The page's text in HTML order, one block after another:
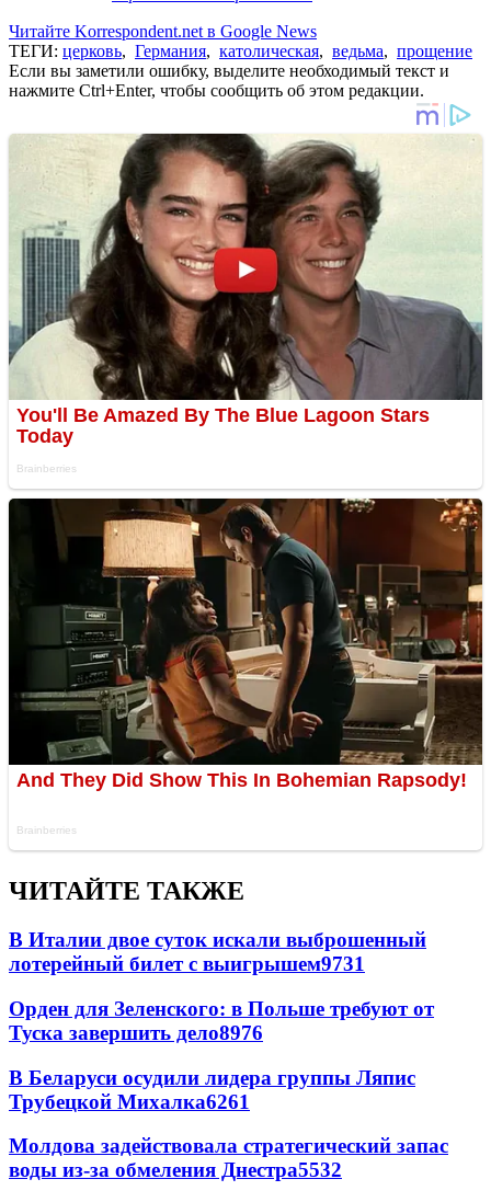
Читайте Korrespondent.net в Google News
ТЕГИ: церковь, Германия, католическая, ведьма, прощение
Если вы заметили ошибку, выделите необходимый текст и
нажмите Ctrl+Enter, чтобы сообщить об этом редакции.
ЧИТАЙТЕ ТАКЖЕ
В Италии двое суток искали выброшенный
лотерейный билет с выигрышем9731
Орден для Зеленского: в Польше требуют от
Туска завершить дело8976
В Беларуси осудили лидера группы Ляпис
Трубецкой Михалка6261
Молдова задействовала стратегический запас
воды из-за обмеления Днестра5532